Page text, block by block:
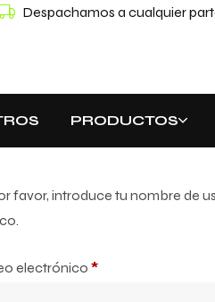
Despachamos a cualquier
PRODUCTOS
favor, introduce tu nombre de
electrónico *